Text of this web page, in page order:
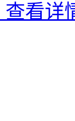
查看详